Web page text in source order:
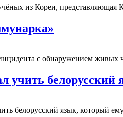
из Кореи, представляющая
с обнаружением живых
учить белорусский
белорусский язык, который